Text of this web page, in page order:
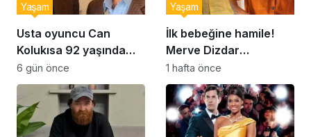
Usta oyuncu Can
Kolukısa 92 yaşında
hayatını kaybetti
Yaşam
6 gün önce
İlk bebeğine hamile!
Merve Dizdar
sessizliğini bozdu: ‘İsim
bulmak çok zor’
Yaşam
1 hafta önce